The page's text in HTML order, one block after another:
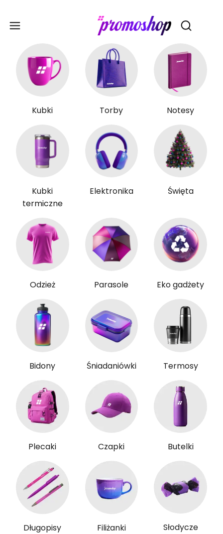
Otwórz
Kubki Torby Notesy
Kubki
termiczne
Elektronika Święta
Odzież Parasole Eko gadżety
Bidony Śniadaniówki Termosy
Plecaki Czapki Butelki
Długopisy Filiżanki Słodycze